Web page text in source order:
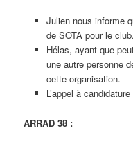
Julien nous informe
de SOTA pour le club.
Hélas, ayant que
une autre personne
cette organisation.
L’appel à
ARRAD 38 :